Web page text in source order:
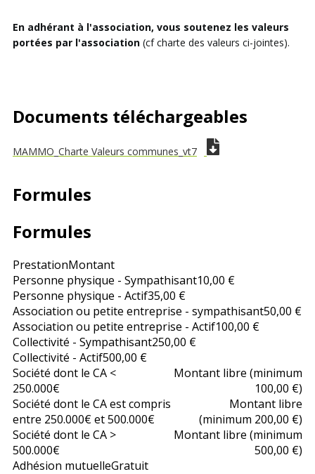
En adhérant à l'association, vous soutenez les valeurs
portées par l'association (cf charte des valeurs ci-jointes).
Documents téléchargeables
MAMMO_Charte Valeurs communes_vt7
Formules
Formules
PrestationMontant
Personne physique - Sympathisant10,00 €
Personne physique - Actif35,00 €
Association ou petite entreprise - sympathisant50,00 €
Association ou petite entreprise - Actif100,00 €
Collectivité - Sympathisant250,00 €
Collectivité - Actif500,00 €
Société dont le CA <
250.000€
Montant libre (minimum
100,00 €)
Société dont le CA est compris
entre 250.000€ et 500.000€
Montant libre
(minimum 200,00 €)
Société dont le CA >
500.000€
Montant libre (minimum
500,00 €)
Adhésion mutuelleGratuit